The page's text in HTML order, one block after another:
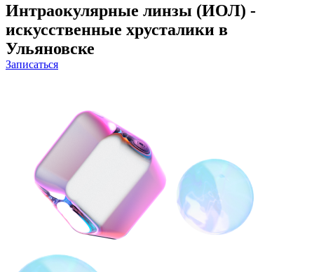
Интраокулярные линзы (ИОЛ) -
искусственные хрусталики в
Ульяновске
Записаться